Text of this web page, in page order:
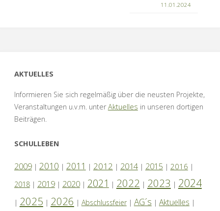
11.01.2024
AKTUELLES
Informieren Sie sich regelmäßig über die neusten Projekte,
Veranstaltungen u.v.m. unterAktuelles in unseren dortigen
Beiträgen.
SCHULLEBEN
2009| 2010 | 2011 | 2012 | 2014| 2015 | 2016 |
2018| 2019| 2020| 2021 | 2022 | 2023 | 2024
| 2025 | 2026 | Abschlussfeier| AG´s | Aktuelles |